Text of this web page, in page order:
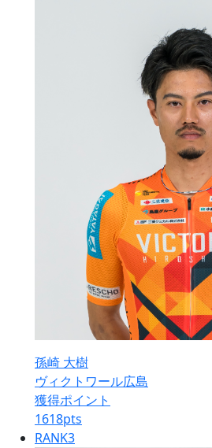
孫崎 大樹
ヴィクトワール広島
獲得ポイント
1618pts
RANK3